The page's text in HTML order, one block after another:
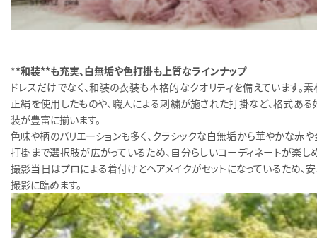
**和装**も充実、白無垢や色打掛も上質なラインナップ
ドレスだけでなく、和装の衣装も本格的なクオリティを備えています。
正絹を使用したものや、職人による刺繍が施された打掛など、格式あ
装が豊富に揃います。
色味や柄のバリエーションも多く、クラシックな白無垢から華やかな赤
打掛まで選択肢が広がっているため、自分らしいコーディネートが楽し
撮影当日はプロによる着付けとヘアメイクがセットになっているため、
撮影に臨めます。